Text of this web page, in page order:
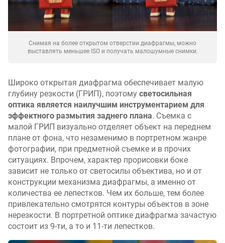
Снимая на более открытом отверстии диафрагмы, можно
выставлять меньшее ISO и получать малошумные снимки.
Широко открытая диафрагма обеспечивает малую
глубину резкости (ГРИП), поэтому светосильная
оптика является наилучшим инструментарием для
эффектного размытия заднего плана. Съемка с
малой ГРИП визуально отделяет объект на переднем
плане от фона, что незаменимо в портретном жанре
фотографии, при предметной съемке и в прочих
ситуациях. Впрочем, характер прорисовки боке
зависит не только от светосилы объектива, но и от
конструкции механизма диафрагмы, а именно от
количества ее лепестков. Чем их больше, тем более
привлекательно смотрятся контуры объектов в зоне
нерезкости. В портретной оптике диафрагма зачастую
состоит из 9-ти, а то и 11-ти лепестков.